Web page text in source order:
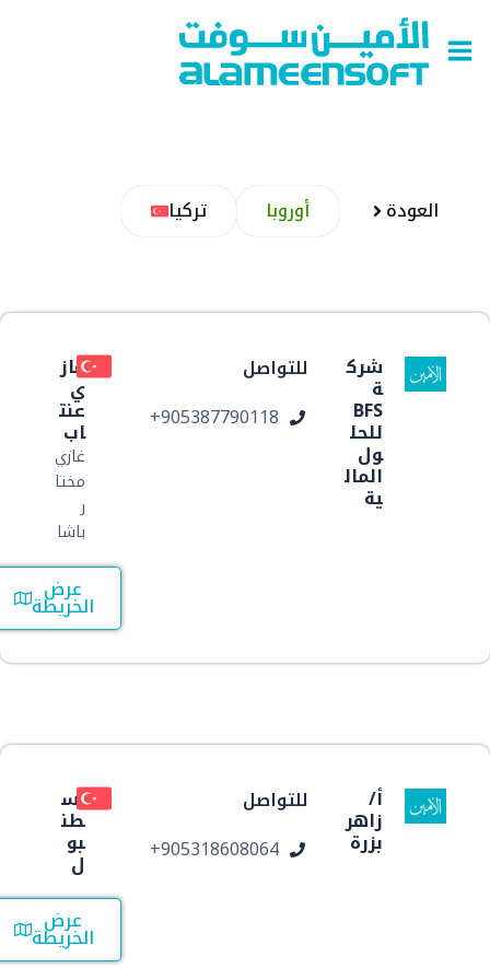
Main
Menu
العودة أوروبا تركيا
غاز
ي
عنت
اب
غازي
مختا
باشا
عرض
الخريطة
للتواصل
ر905387790118+
شرك
BFS
للحل
ول
المال
ية
اس
طن
بو
عرض
الخريطة
للتواصل
ر905318608064+
زاهر
بزرة